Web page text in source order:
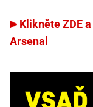
Klikněte ZDE
Arsenal